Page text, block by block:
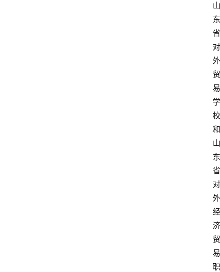
山
东
省
对
外
贸
易
学
校
和
山
东
省
对
外
经
济
贸
易
职